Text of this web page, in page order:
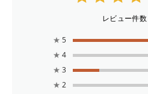
・頭皮に傷、はれもの、湿疹等
・頭皮をいためないよう、力の
・使用中、または使用後に頭皮
を中止し、専門医等にご相談く
レビュー件
★ 5
★ 4
★ 3
★ 2